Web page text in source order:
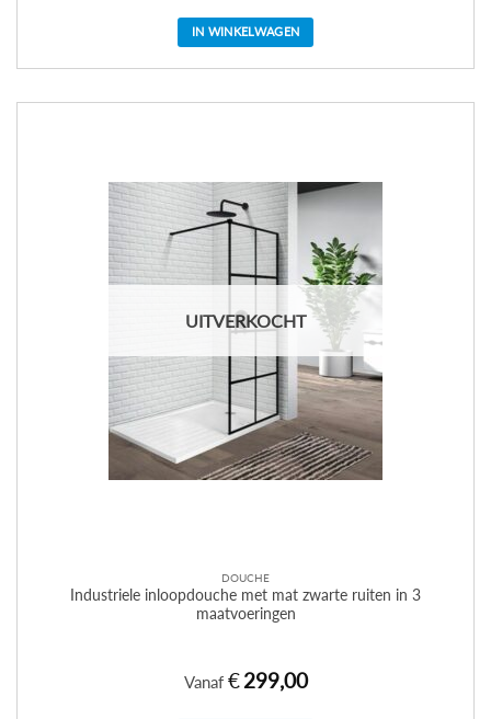
IN WINKELWAGEN
heeft
optie
kan
gekozen
worden
op
de
productpagina
UITVERKOCHT
DOUCHE
Industriele inloopdouche met mat zwarte ruiten in 3
maatvoeringen
Vanaf € 299,00